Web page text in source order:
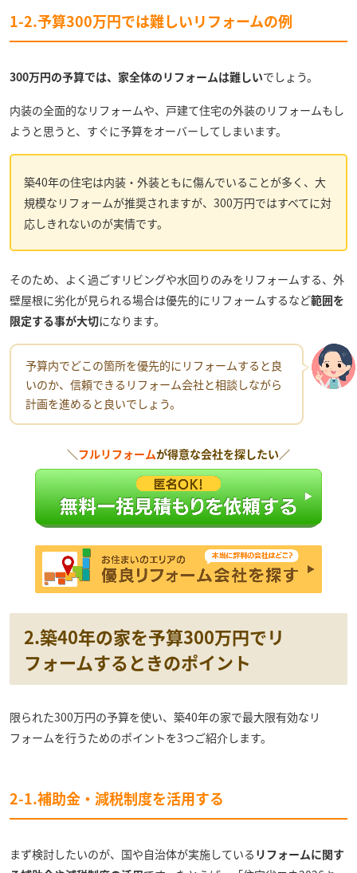
1-2.予算300万円では難しいリフォームの例
300万円の予算では、家全体のリフォームは難しいでしょう。
内装の全面的なリフォームや、戸建て住宅の外装のリフォームもし
ようと思うと、すぐに予算をオーバーしてしまいます。
築40年の住宅は内装・外装ともに傷んでいることが多く、大
規模なリフォームが推奨されますが、300万円ではすべてに対
応しきれないのが実情です。
そのため、よく過ごすリビングや水回りのみをリフォームする、外
壁屋根に劣化が見られる場合は優先的にリフォームするなど範囲を
限定する事が大切になります。
予算内でどこの箇所を優先的にリフォームすると良
いのか、信頼できるリフォーム会社と相談しながら
計画を進めると良いでしょう。
＼フルリフォームが得意な会社を探したい／
2.築40年の家を予算300万円でリ
フォームするときのポイント
限られた300万円の予算を使い、築40年の家で最大限有効なリ
フォームを行うためのポイントを3つご紹介します。
2-1.補助金・減税制度を活用する
まず検討したいのが、国や自治体が実施している リフォームに関す